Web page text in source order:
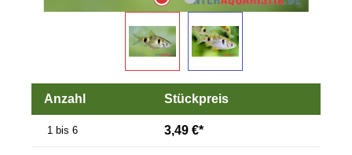
Anzahl Stückpreis
1 bis 6 3,49 €*